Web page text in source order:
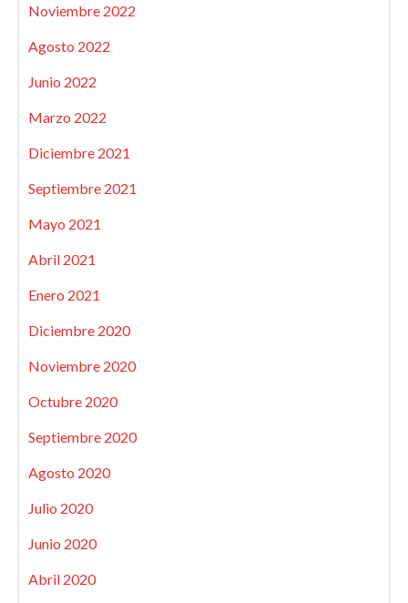
Noviembre 2022
Agosto 2022
Junio 2022
Marzo 2022
Diciembre 2021
Septiembre 2021
Mayo 2021
Abril 2021
Enero 2021
Diciembre 2020
Noviembre 2020
Octubre 2020
Septiembre 2020
Agosto 2020
Julio 2020
Junio 2020
Abril 2020